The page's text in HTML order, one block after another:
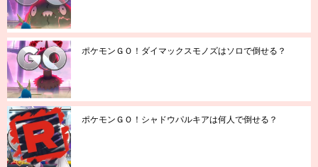
ポケモンＧＯ！ダイマックスモノズはソロで倒せる？
ポケモンＧＯ！シャドウパルキアは何人で倒せる？